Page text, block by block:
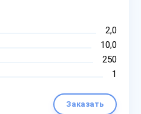
2,0
10,0
250
1
Заказать